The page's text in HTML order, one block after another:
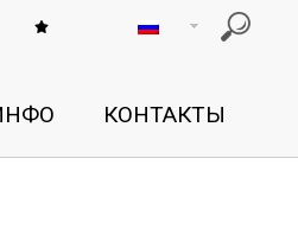
КОНТАКТЫ